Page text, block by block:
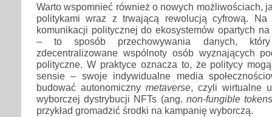
Warto wspomnieć również o nowych możliwościach,
politykami wraz z trwającą rewolucją cyfrową.
komunikacji politycznej do ekosystemów opartych
– to sposób przechowywania danych,
zdecentralizowane wspólnoty osób wyznających
polityczne. W praktyce oznacza to, że politycy
sensie – swoje indywidualne media
budować autonomiczny metaverse , czyli wirtualne
wyborczej dystrybucji NFTs (ang. non-fungible
przykład gromadzić środki na kampanię wyborczą.